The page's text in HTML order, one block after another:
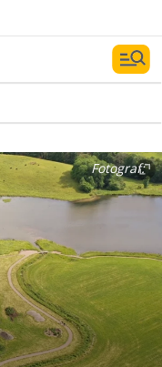
Fotograf: